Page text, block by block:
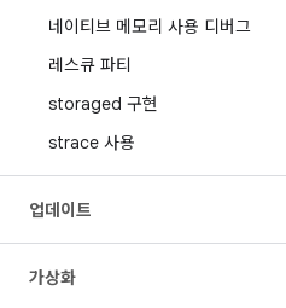
네이티브 메모리 사용 디버그
레스큐 파티
storaged 구현
strace 사용
업데이트
가상화
드라이버 바이너리
GitHub